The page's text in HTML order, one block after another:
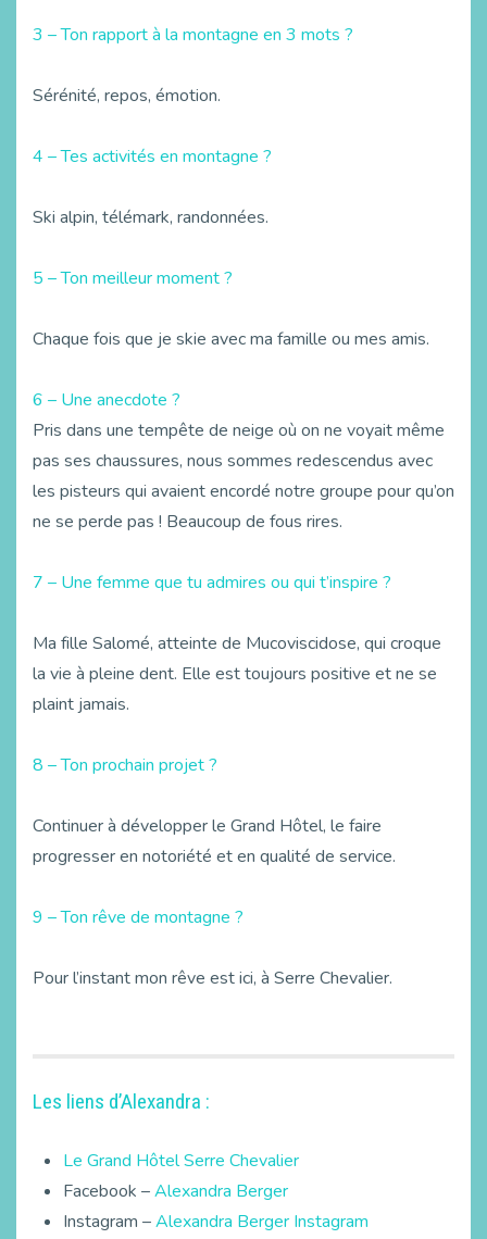
3 – Ton rapport à la montagne en 3 mots ?
Sérénité, repos, émotion.
4 – Tes activités en montagne ?
Ski alpin, télémark, randonnées.
5 – Ton meilleur moment ?
Chaque fois que je skie avec ma famille ou mes amis.
6 – Une anecdote ?
Pris dans une tempête de neige où on ne voyait même
pas ses chaussures, nous sommes redescendus avec
les pisteurs qui avaient encordé notre groupe pour qu’on
ne se perde pas ! Beaucoup de fous rires.
7 – Une femme que tu admires ou qui t’inspire ?
Ma fille Salomé, atteinte de Mucoviscidose, qui croque
la vie à pleine dent. Elle est toujours positive et ne se
plaint jamais.
8 – Ton prochain projet ?
Continuer à développer le Grand Hôtel, le faire
progresser en notoriété et en qualité de service.
9 – Ton rêve de montagne ?
Pour l’instant mon rêve est ici, à Serre Chevalier.
Les liens d’Alexandra :
Le Grand Hôtel Serre Chevalier
Facebook –Alexandra Berger
Instagram –Alexandra Berger Instagram